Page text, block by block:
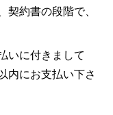
契約書の段階で、
いに付きまして
内にお支払い下さ